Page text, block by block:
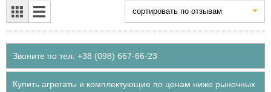
cортировать по отзывам
Звоните по тел: +38 (098) 667-66-23
Купить агрегаты и комплектующие по ценам ниже рыночных